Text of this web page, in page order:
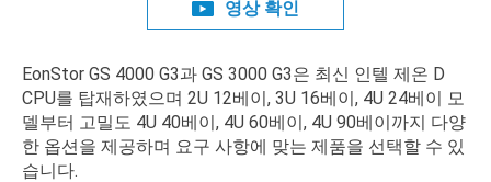
영상 확인
EonStor GS 4000 G3과 GS 3000 G3은 최신 인텔 제온 D
CPU를 탑재하였으며 2U 12베이, 3U 16베이, 4U 24베이 모
델부터 고밀도 4U 40베이, 4U 60베이, 4U 90베이까지 다양
한 옵션을 제공하며 요구 사항에 맞는 제품을 선택할 수 있
습니다.